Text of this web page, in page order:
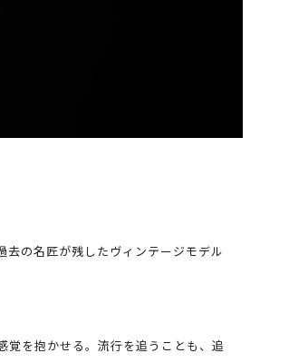
の名匠が残したヴィンテージモデル
覚を抱かせる。流行を追うことも、追